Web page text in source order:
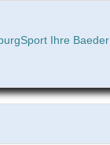
Ihre Baeder